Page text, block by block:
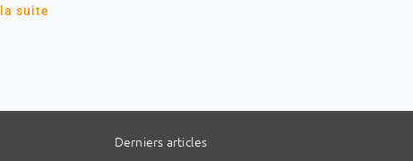
suite
Derniers articles